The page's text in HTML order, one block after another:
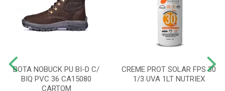
BOTA NOBUCK PU BI-D C/
BIQ PVC 36 CA15080
CARTOM
CREME PROT SOLAR FPS 30
1/3 UVA 1LT NUTRIEX